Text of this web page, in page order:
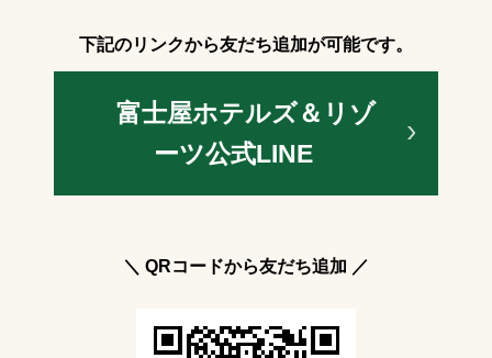
下記のリンクから友だち追加が可能です。
富士屋ホテルズ＆リゾ
ーツ公式LINE
＼ QRコードから友だち追加 ／